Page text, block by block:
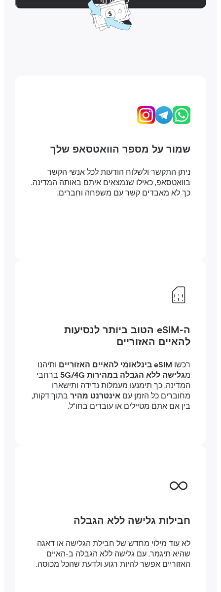
שמור על מספר הוואטסאפ שלך
ניתן התקשר ולשלוח הודעות לכל אנשי הקשר
בוואטסאפ, כאילו שנמצאים איתם באותה המדינה.
כך לא מאבדים קשר עם משפחה וחברים.
ה-eSIM הטוב ביותר לנסיעות
להאיים האזוריים
eSIM בינלאומי להאיים האזוריים
ותיהנו
גלישה ללא הגבלה במהירות 5G/4G
ברחבי
המדינה. כך תימנעו מעמלות נדידה ותישארו
מחוברים כל הזמן עםאינטרנט מהיר בתוך דקות,
בין אם אתם מטיילים או עובדים בחו"ל.
חבילות גלישה ללא הגבלה
לא עוד מילוי מחדש של חבילת הגלישה או דאגה
שהיא תיגמר. עם גלישה ללא הגבלה ב-האיים
האזוריים אפשר להיות רגוע ולדעת שהכל מכוסה.